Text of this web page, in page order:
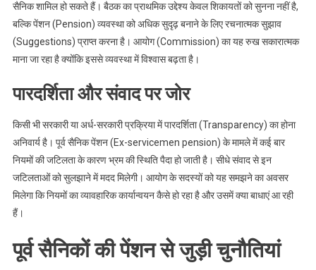
सैनिक शामिल हो सकते हैं। बैठक का प्राथमिक उद्देश्य केवल शिकायतों को सुनना नहीं है,
बल्कि पेंशन (Pension) व्यवस्था को अधिक सुदृढ़ बनाने के लिए रचनात्मक सुझाव
(Suggestions) प्राप्त करना है। आयोग (Commission) का यह रुख सकारात्मक
माना जा रहा है क्योंकि इससे व्यवस्था में विश्वास बढ़ता है।
पारदर्शिता और संवाद पर जोर
किसी भी सरकारी या अर्ध-सरकारी प्रक्रिया में पारदर्शिता (Transparency) का होना
अनिवार्य है। पूर्व सैनिक पेंशन (Ex-servicemen pension) के मामले में कई बार
नियमों की जटिलता के कारण भ्रम की स्थिति पैदा हो जाती है। सीधे संवाद से इन
जटिलताओं को सुलझाने में मदद मिलेगी। आयोग के सदस्यों को यह समझने का अवसर
मिलेगा कि नियमों का व्यावहारिक कार्यान्वयन कैसे हो रहा है और उसमें क्या बाधाएं आ रही
हैं।
पूर्व सैनिकों की पेंशन से जुड़ी चुनौतियां